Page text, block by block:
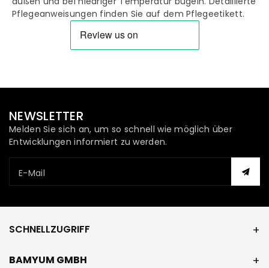
Unterwäsche
Unterwäsche
für
Pflegeanweisungen finden Sie auf dem Pflegeetikett.
NEWSLETTER
Melden Sie sich an, um so schnell wie möglich über
Entwicklungen informiert zu werden.
E-Mail
SCHNELLZUGRIFF
BAMYUM GMBH